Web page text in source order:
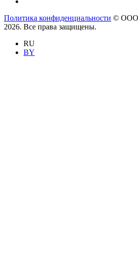
Политика конфиденциальности © ООО
2026. Все права защищены.
RU
BY